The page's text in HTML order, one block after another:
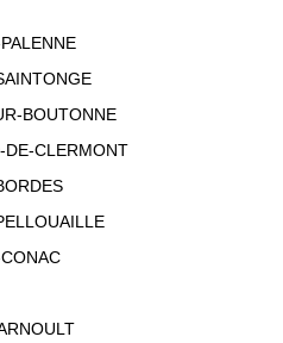
BOUTONNE
DE-CLERMONT